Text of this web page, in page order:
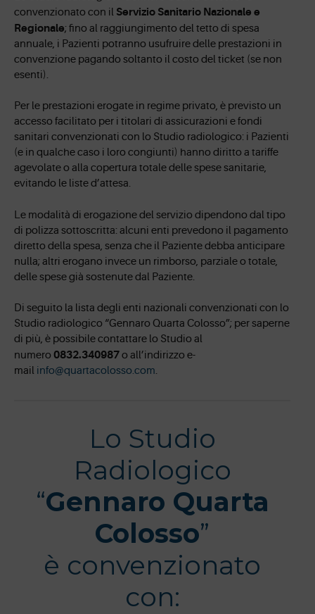
convenzionato con il Servizio Sanitario Nazionale e
Regionale; fino al raggiungimento del tetto di spesa
annuale, i Pazienti potranno usufruire delle prestazioni in
convenzione pagando soltanto il costo del ticket (se non
esenti).
Per le prestazioni erogate in regime privato, è previsto un
accesso facilitato per i titolari di assicurazioni e fondi
sanitari convenzionati con lo Studio radiologico: i Pazienti
(e in qualche caso i loro congiunti) hanno diritto a tariffe
agevolate o alla copertura totale delle spese sanitarie,
evitando le liste d’attesa.
Le modalità di erogazione del servizio dipendono dal tipo
di polizza sottoscritta: alcuni enti prevedono il pagamento
diretto della spesa, senza che il Paziente debba anticipare
nulla; altri erogano invece un rimborso, parziale o totale,
delle spese già sostenute dal Paziente.
Di seguito la lista degli enti nazionali convenzionati con lo
Studio radiologico “Gennaro Quarta Colosso”; per saperne
di più, è possibile contattare lo Studio al
numero 0832.340987o all’indirizzo e-
mail info@quartacolosso.com.
Lo Studio
Radiologico
“Gennaro Quarta
Colosso”
è convenzionato
con: